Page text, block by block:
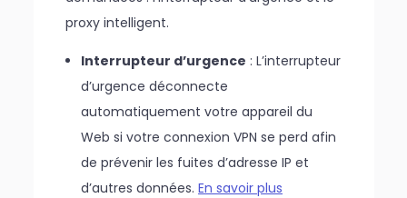
proxy intelligent.
Interrupteur d’urgence : L’interrupteur
d’urgence déconnecte
automatiquement votre appareil du
Web si votre connexion VPN se perd afin
de prévenir les fuites d’adresse IP et
d’autres données. En savoir plus